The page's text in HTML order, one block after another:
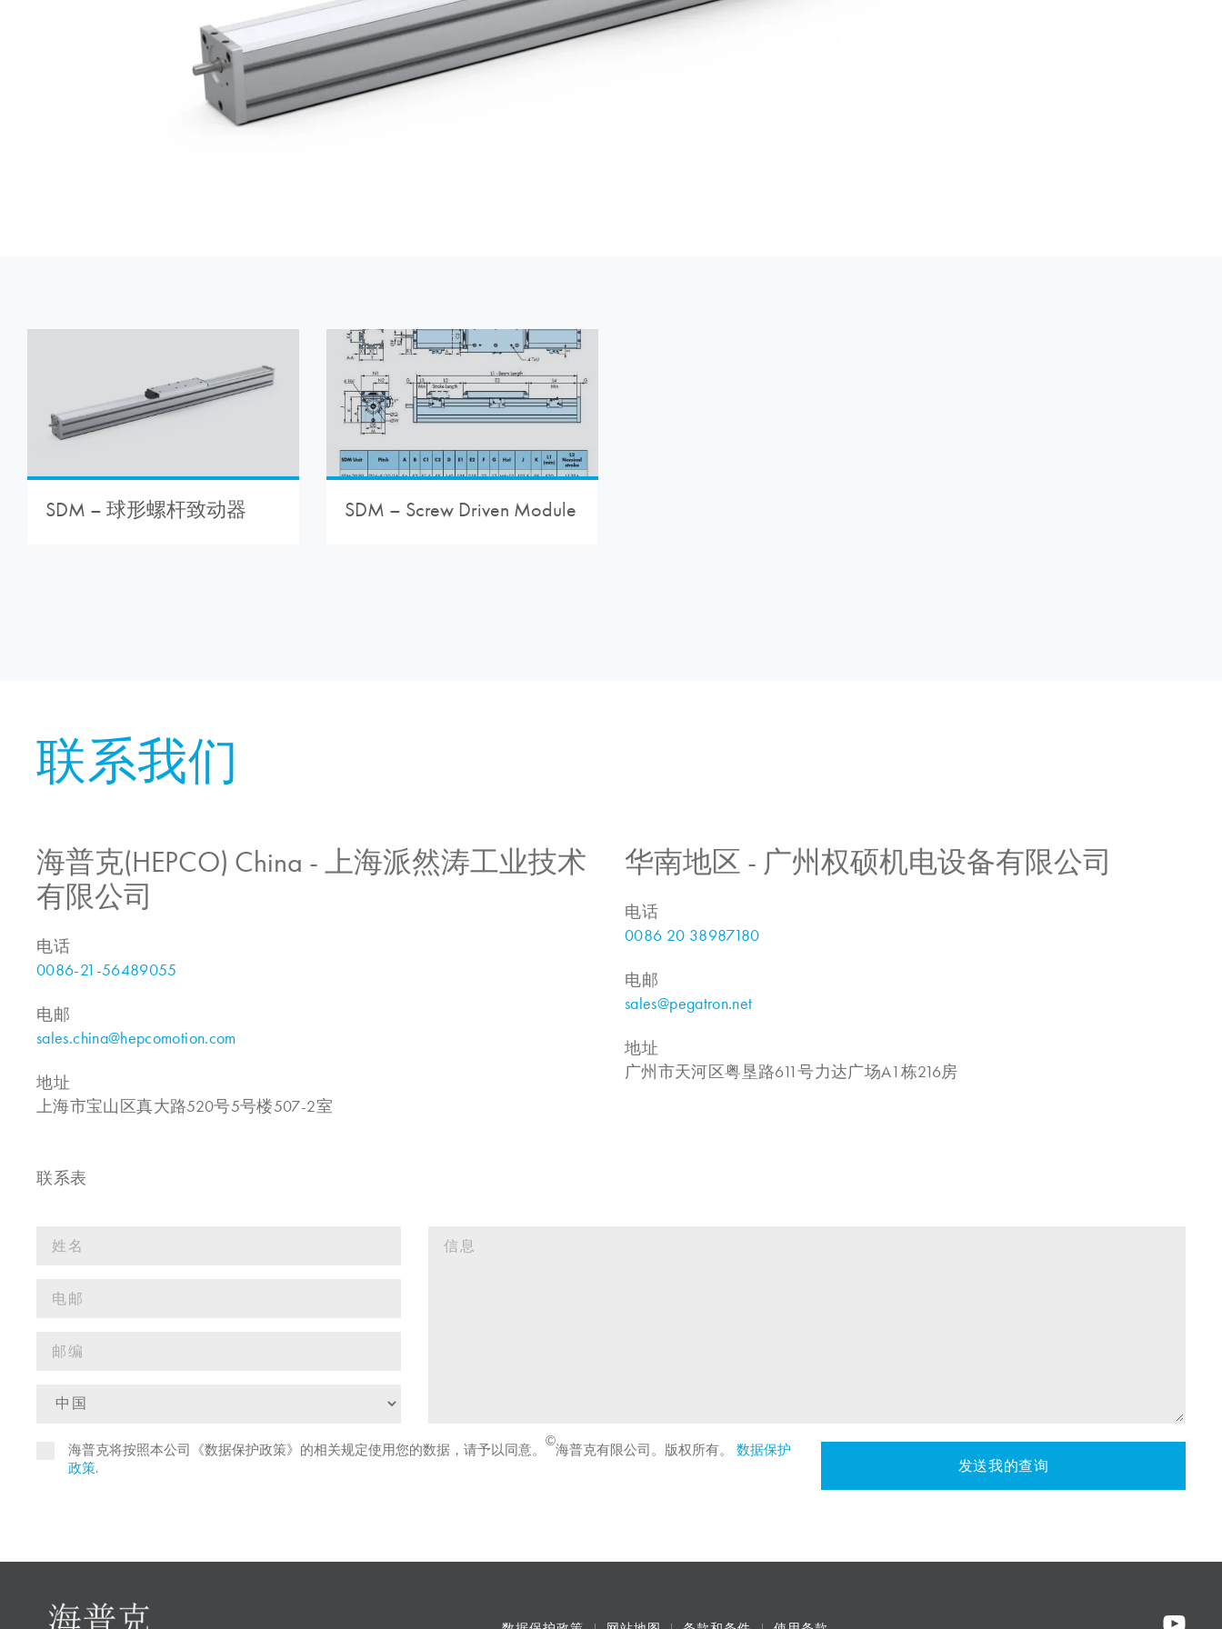
SDM – 球形螺杆致动器 SDM – Screw Driven Module
联系我们
海普克(HEPCO) China - 上海派然涛工业技术
有限公司
电话
0086-21-56489055
电邮
sales.china@hepcomotion.com
地址
上海市宝山区真大路520号5号楼507-2室
华南地区 - 广州权硕机电设备有限公司
电话
0086 20 38987180
电邮
sales@pegatron.net
地址
广州市天河区粤垦路611号力达广场A1栋216房
联系表
海普克将按照本公司《数据保护政策》的相关规定使用您的数据，请予以同意。
©
海普克有限公司。版权所有。 数据保护
政策. 发送我的查询